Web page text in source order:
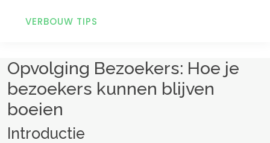
VERBOUW TIPS
Opvolging Bezoekers: Hoe je
bezoekers kunnen blijven
boeien
Introductie